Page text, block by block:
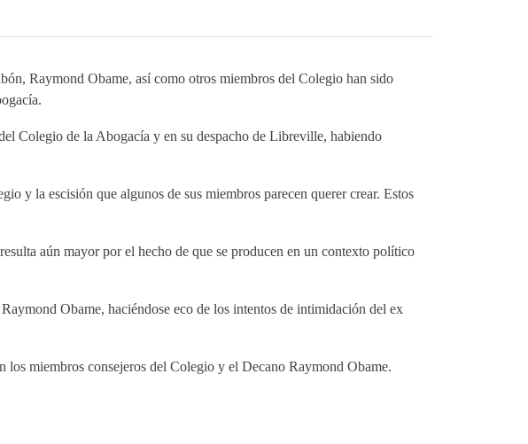
Raymond Obame, así como otros miembros del Colegio han sido
Colegio de la Abogacía y en su despacho de Libreville, habiendo
y la escisión que algunos de sus miembros parecen querer crear. Estos
aún mayor por el hecho de que se producen en un contexto político
Obame, haciéndose eco de los intentos de intimidación del ex
miembros consejeros del Colegio y el Decano Raymond Obame.